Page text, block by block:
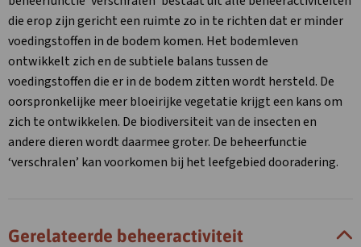
die erop zijn gericht een ruimte zo in te richten dat er minder
voedingstoffen in de bodem komen. Het bodemleven
ontwikkelt zich en de subtiele balans tussen de
voedingstoffen die er in de bodem zitten wordt hersteld. De
oorspronkelijke meer bloeirijke vegetatie krijgt een kans om
zich te ontwikkelen. De biodiversiteit van de insecten en
andere dieren wordt daarmee groter. De beheerfunctie
‘verschralen’ kan voorkomen bij het leefgebied dooradering.
Gerelateerde beheeractiviteit